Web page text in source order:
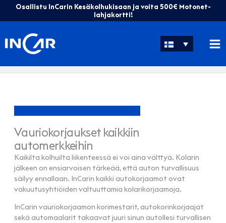
Osallistu InCarin Kesäkolhukisaan ja voita 500€ Motonet-
lahjakortti!
Vauriokorjaukset kaikkiin
automerkkeihin
Kaikilta kolhuilta liikenteessä ei voi aina välttyä. Kolarin
jälkeen on ensiarvoisen tärkeää, että auton turvallisuus
säilyy ennallaan. InCarin kaikki autokorjaamot ovat
vakuutusyhtiöiden valtuuttamia kolarikorjaamoja.
InCarin vauriokorjaamon korimestarit, autokorinkorjaajat
sekä automaalarit takaavat juuri sinun autollesi turvallisen